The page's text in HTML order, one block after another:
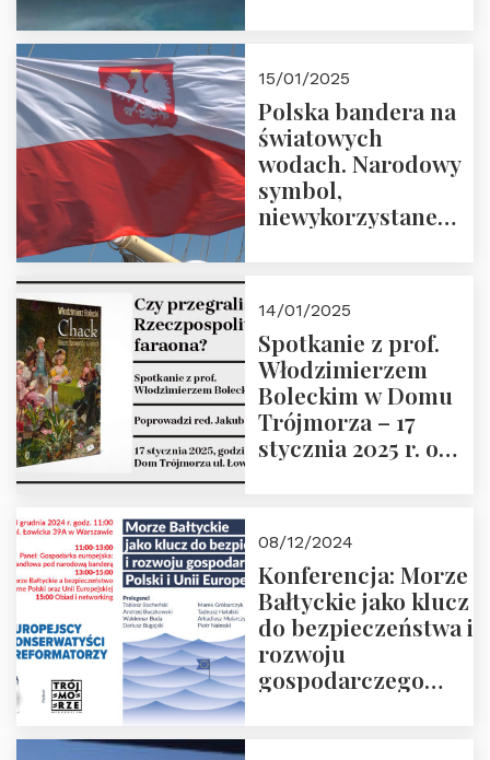
Prowadzi prof.
Zbigniew
Stawrowski
15/01/2025
Polska bandera na
światowych
wodach. Narodowy
symbol,
niewykorzystane
14/01/2025
Spotkanie z prof.
Włodzimierzem
Boleckim w Domu
Trójmorza – 17
stycznia 2025 r. o
08/12/2024
Konferencja: Morze
Bałtyckie jako klucz
do bezpieczeństwa i
rozwoju
gospodarczego